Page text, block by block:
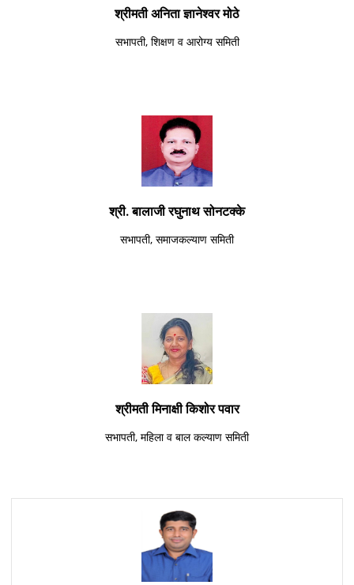
श्रीमती अनिता ज्ञानेश्वर मोठे
सभापती, शिक्षण व आरोग्य समिती
श्री. बालाजी रघुनाथ सोनटक्के
सभापती, समाजकल्याण समिती
श्रीमती मिनाक्षी किशोर पवार
सभापती, महिला व बाल कल्याण समिती